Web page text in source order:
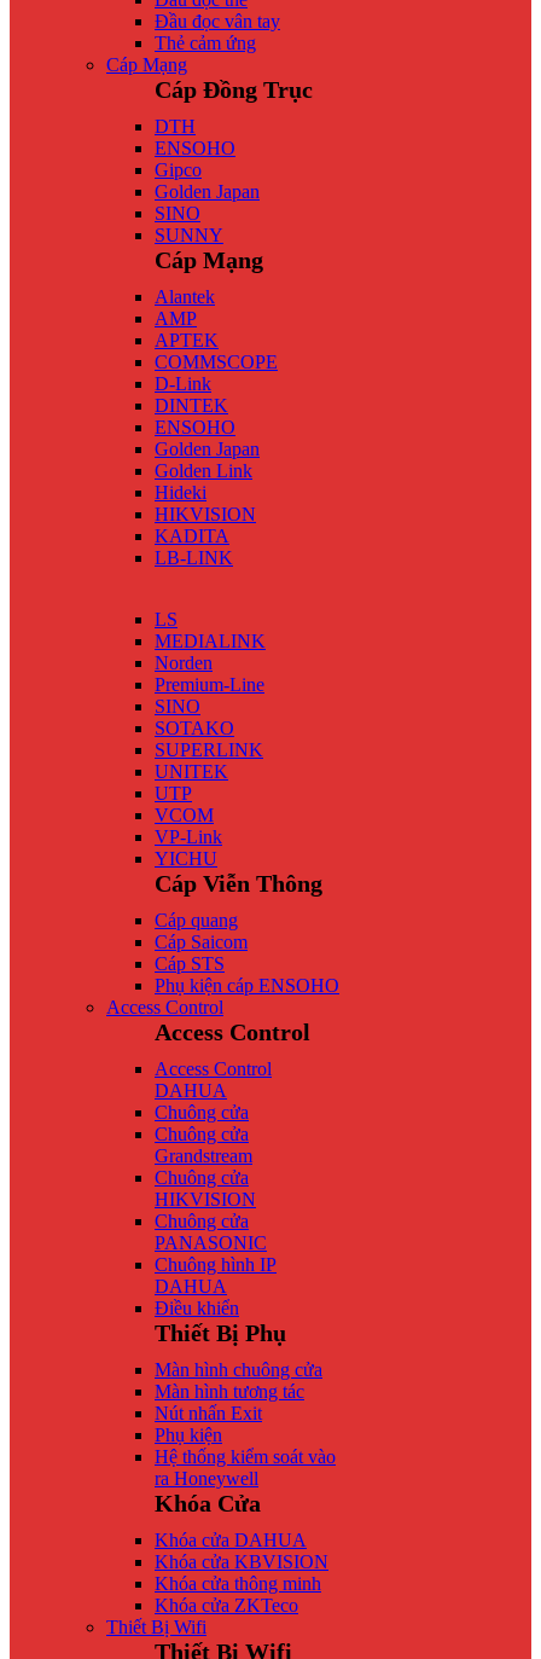
Đầu đọc vân tay
Thẻ cảm ứng
Cáp Mạng
Cáp Đồng Trục
DTH
ENSOHO
Gipco
Golden Japan
SINO
SUNNY
Cáp Mạng
Alantek
AMP
APTEK
COMMSCOPE
D-Link
DINTEK
ENSOHO
Golden Japan
Golden Link
Hideki
HIKVISION
KADITA
LB-LINK
LS
MEDIALINK
Norden
Premium-Line
SINO
SOTAKO
SUPERLINK
UNITEK
UTP
VCOM
VP-Link
YICHU
Cáp Viễn Thông
Cáp quang
Cáp Saicom
Cáp STS
Phụ kiện cáp ENSOHO
Access Control
Access Control
Access Control
DAHUA
Chuông cửa
Chuông cửa
Grandstream
Chuông cửa
HIKVISION
Chuông cửa
PANASONIC
Chuông hình IP
DAHUA
Điều khiển
Thiết Bị Phụ
Màn hình chuông cửa
Màn hình tương tác
Nút nhấn Exit
Phụ kiện
Hệ thống kiểm soát vào
ra Honeywell
Khóa Cửa
Khóa cửa DAHUA
Khóa cửa KBVISION
Khóa cửa thông minh
Khóa cửa ZKTeco
Thiết Bị Wifi
Thiết Bị Wifi